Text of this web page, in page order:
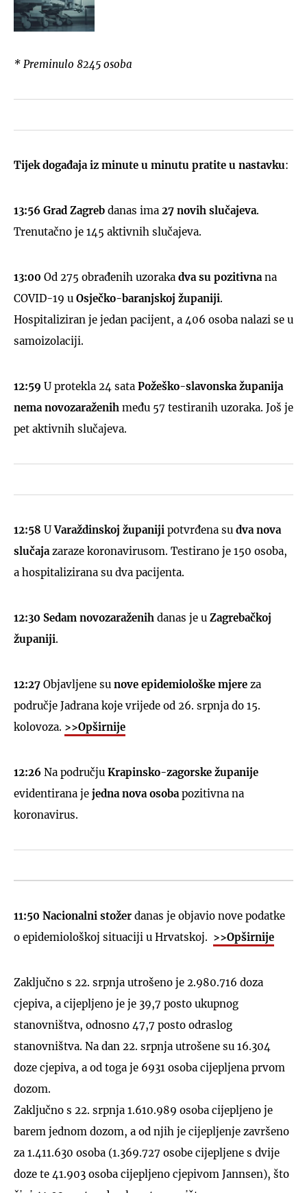
* Preminulo 8245 osoba
Tijek događaja iz minute u minutu pratite u nastavku:
13:56 Grad Zagreb danas ima 27 novih slučajeva.
Trenutačno je 145 aktivnih slučajeva.
13:00 Od 275 obrađenih uzoraka dva su pozitivna na
COVID-19 u Osječko-baranjskoj županiji.
Hospitaliziran je jedan pacijent, a 406 osoba nalazi se u
samoizolaciji.
12:59 U protekla 24 sata Požeško-slavonska županija
nema novozaraženih među 57 testiranih uzoraka. Još je
pet aktivnih slučajeva.
12:58 UVaraždinskoj županiji potvrđena su dva nova
slučaja zaraze koronavirusom. Testirano je 150 osoba,
a hospitalizirana su dva pacijenta.
12:30 Sedam novozaraženih danas je u Zagrebačkoj
županiji.
12:27 Objavljene su nove epidemiološke mjere za
područje Jadrana koje vrijede od 26. srpnja do 15.
kolovoza. >>Opširnije
12:26 Na području Krapinsko-zagorske županije
evidentirana je jedna nova osoba pozitivna na
koronavirus.
11:50 Nacionalni stožer danas je objavio nove podatke
o epidemiološkoj situaciji u Hrvatskoj. >>Opširnije
Zaključno s 22. srpnja utrošeno je 2.980.716 doza
cjepiva, a cijepljeno je je 39,7 posto ukupnog
stanovništva, odnosno 47,7 posto odraslog
stanovništva. Na dan 22. srpnja utrošene su 16.304
doze cjepiva, a od toga je 6931 osoba cijepljena prvom
dozom.
Zaključno s 22. srpnja 1.610.989 osoba cijepljeno je
barem jednom dozom, a od njih je cijepljenje završeno
za 1.411.630 osoba (1.369.727 osobe cijepljene s dvije
doze te 41.903 osoba cijepljeno cjepivom Jannsen), što